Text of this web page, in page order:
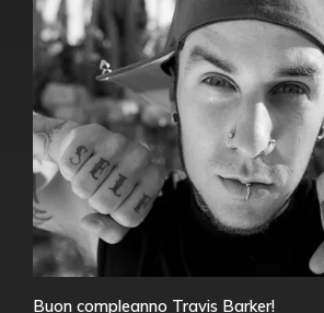
Buon compleanno Travis Barker!